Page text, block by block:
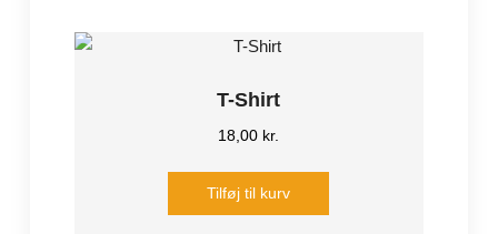
T-Shirt
18,00 kr.
Tilføj til kurv